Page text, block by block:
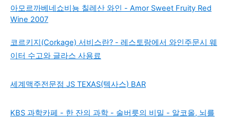
아모르까베네쇼비뇽 칠레산 와인 - Amor Sweet Fruity Red
Wine 2007
코르키지(Corkage) 서비스란? - 레스토랑에서 와인주문시 웨
이터 수고와 글라스 사용료
세계맥주전문점 JS TEXAS(텍사스) BAR
KBS 과학카페 - 한 잔의 과학 - 술버릇의 비밀 - 알코올, 뇌를